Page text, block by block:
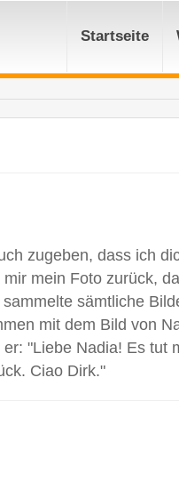
Startseite
zugeben, dass ich
mein Foto zurück,
sämtliche
mit dem Bild von
"Liebe Nadia! Es tut
Ciao Dirk."